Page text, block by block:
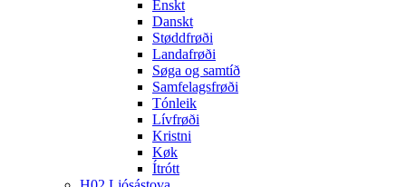
Enskt
Danskt
Støddfrøði
Landafrøði
Søga og samtíð
Samfelagsfrøði
Tónleik
Lívfrøði
Kristni
Køk
Ítrótt